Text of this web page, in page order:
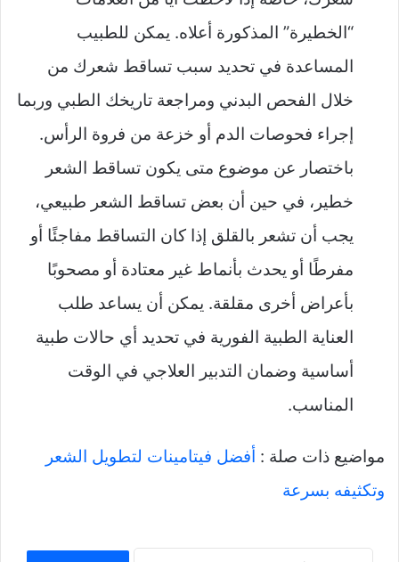
“الخطيرة” المذكورة أعلاه. يمكن للطبيب
المساعدة في تحديد سبب تساقط شعرك من
خلال الفحص البدني ومراجعة تاريخك الطبي وربما
إجراء فحوصات الدم أو خزعة من فروة الرأس.
باختصار عن موضوع متى يكون تساقط الشعر
خطير، في حين أن بعض تساقط الشعر طبيعي،
يجب أن تشعر بالقلق إذا كان التساقط مفاجئًا أو
مفرطًا أو يحدث بأنماط غير معتادة أو مصحوبًا
بأعراض أخرى مقلقة. يمكن أن يساعد طلب
العناية الطبية الفورية في تحديد أي حالات طبية
أساسية وضمان التدبير العلاجي في الوقت
المناسب.
مواضيع ذات صلة : أفضل فيتامينات لتطويل الشعر
وتكثيفه بسرعة